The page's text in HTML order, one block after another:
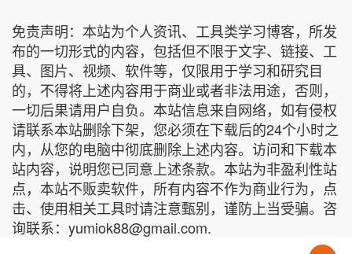
免责声明：本站为个人资讯、工具类学习博客，所发
布的一切形式的内容，包括但不限于文字、链接、工
具、图片、视频、软件等，仅限用于学习和研究目
的，不得将上述内容用于商业或者非法用途，否则，
一切后果请用户自负。本站信息来自网络，如有侵权
请联系本站删除下架，您必须在下载后的24个小时之
内，从您的电脑中彻底删除上述内容。访问和下载本
站内容，说明您已同意上述条款。本站为非盈利性站
点，本站不贩卖软件，所有内容不作为商业行为，点
击、使用相关工具时请注意甄别，谨防上当受骗。咨
询联系：yumiok88@gmail.com.